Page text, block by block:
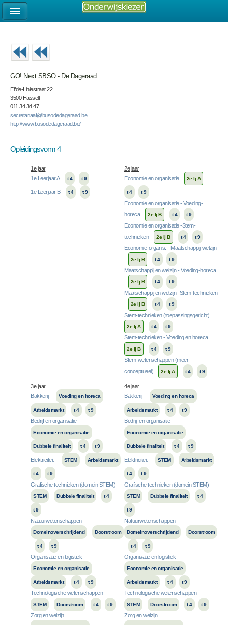
GO! Next SBSO - De Dageraad
Elfde-Liniestraat 22
3500 Hasselt
011 34 34 47
secretariaat@busodedageraad.be
http://www.busodedageraad.be/
Opleidingsvorm 4
1e jaar
2e jaar
1e Leerjaar A
t 4 t 9
1e Leerjaar B t 4 t 9
Economie en organisatie 2e lj A
t 4 t 9
Economie en organisatie - Voeding-
horeca
2e lj B t 4 t 9
Economie en organisatie -Stem-
technieken
2e lj B t 4 t 9
Economie-organis. - Maatschappij-welzijn
2e lj B t 4 t 9
Maatschappij en welzijn - Voeding-horeca
2e lj B t 4 t 9
Maatschappij en welzijn -Stem-technieken
2e lj B t 4 t 9
Stem-technieken (toepassingsgericht)
2e lj A t 4 t 9
Stem-technieken - Voeding en horeca
2e lj B t 4 t 9
Stem-wetenschappen (meer
conceptueel)
2e lj A t 4 t 9
3e jaar
4e jaar
Bakkerij
Voeding en horeca
Arbeidsmarkt t 4 t 9
Bedrijf en organisatie
Economie en organisatie
Dubbele finaliteit t 4 t 9
Elektriciteit STEM Arbeidsmarkt
t 4 t 9
Grafische technieken (domein STEM)
STEM Dubbele finaliteit t 4
t 9
Natuurwetenschappen
Domeinoverschrijdend Doorstroom
t 4 t 9
Organisatie en logistiek
Economie en organisatie
Arbeidsmarkt t 4 t 9
Technologische wetenschappen
STEM Doorstroom t 4 t 9
Zorg en welzijn
Bakkerij Voeding en horeca
Arbeidsmarkt t 4 t 9
Bedrijf en organisatie
Economie en organisatie
Dubbele finaliteit t 4 t 9
Elektriciteit STEM Arbeidsmarkt
t 4 t 9
Grafische technieken (domein STEM)
STEM Dubbele finaliteit t 4
t 9
Natuurwetenschappen
Domeinoverschrijdend Doorstroom
t 4 t 9
Organisatie en logistiek
Economie en organisatie
Arbeidsmarkt t 4 t 9
Technologische wetenschappen
STEM Doorstroom t 4 t 9
Zorg en welzijn